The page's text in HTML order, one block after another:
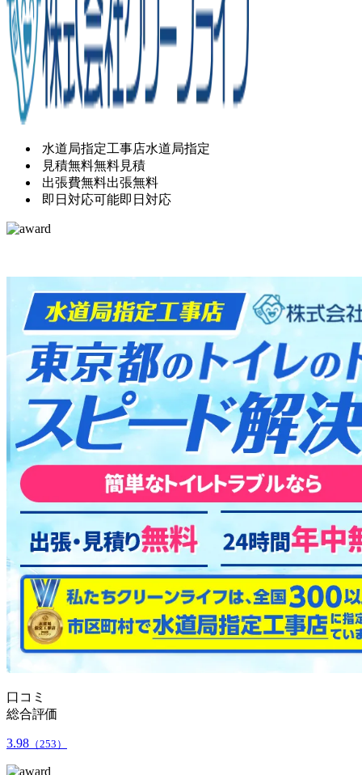
水道局指定工事店水道局指定
見積無料無料見積
出張費無料出張無料
即日対応可能即日対応
口コミ
総合評価
3.98 （253）